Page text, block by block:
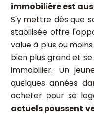
immobilière est
S'y mettre dès que
stabilisée offre
value à plus ou
bien plus grand et
immobilier. Un
quelques années
acheter pour se
actuels poussent